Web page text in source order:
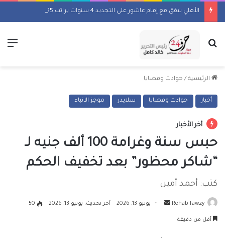
بحث عن
الرئيسية / حوادث وقضايا
أخبار حوادث وقضايا سلايدر موجز الانباء
أخر الأخبار
حبس سنة وغرامة 100 ألف جنيه لـ
“شاكر محظور” بعد تخفيف الحكم
كتب: أحمد أمين
Rehab fawzy
أرسل يونيو 13, 2026 آخر تحديث: يونيو 13, 2026 50
أقل من دقيقة